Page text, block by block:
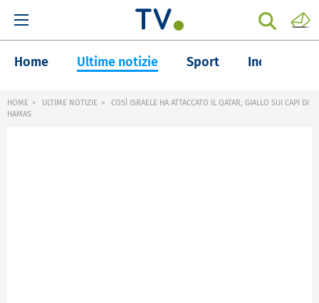
Home Ultime notizie Sport Inchieste
HOME ULTIME NOTIZIE
COSÌ ISRAELE HA ATTACCATO IL QATAR, GIALLO SUI CAPI DI
HAMAS